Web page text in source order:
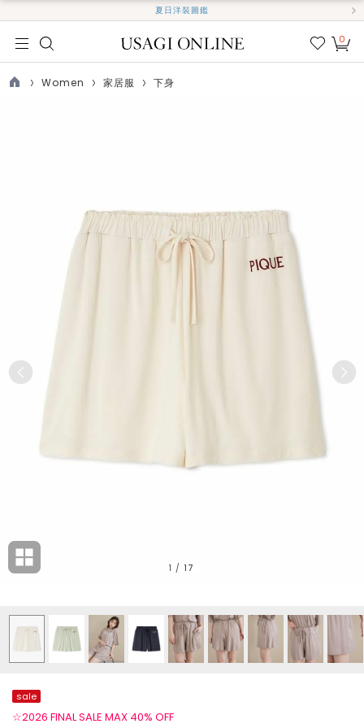
夏日洋裝圖鑑
我的
0
Women 家居服 下身
1 / 17
sale
☆2026 FINAL SALE MAX 40% OFF